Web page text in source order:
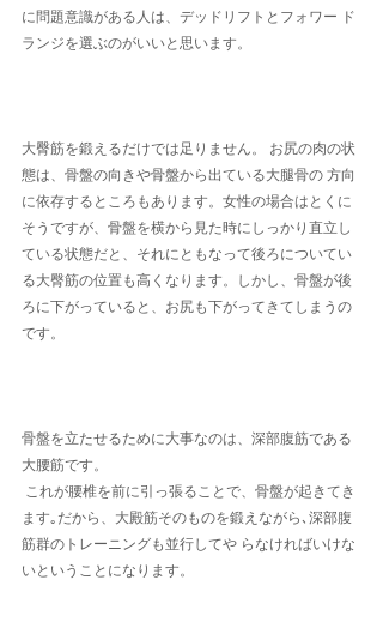
に問題意識がある人は、デッドリフトとフォワー ド
ランジを選ぶのがいいと思います。
大臀筋を鍛えるだけでは足りません。 お尻の肉の状
態は、骨盤の向きや骨盤から出ている大腿骨の 方向
に依存するところもあります。女性の場合はとくに
そうですが、骨盤を横から見た時にしっかり直立し
ている状態だと、それにともなって後ろについてい
る大臀筋の位置も高くなります。しかし、骨盤が後
ろに下がっていると、お尻も下がってきてしまうの
です。
骨盤を立たせるために大事なのは、深部腹筋である
大腰筋です。
ます｡だから、大殿筋そのものを鍛えながら､深部腹
筋群のトレーニングも並行してや らなければいけな
いということになります。